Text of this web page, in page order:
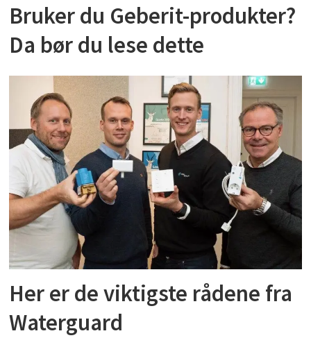
Bruker du Geberit-produkter?
Da bør du lese dette
Her er de viktigste rådene fra
Waterguard